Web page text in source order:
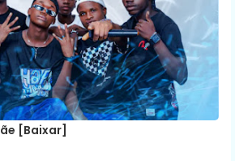
[Baixar]